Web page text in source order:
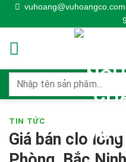
Skip
to
content
TIN TỨC
Giá bán clo